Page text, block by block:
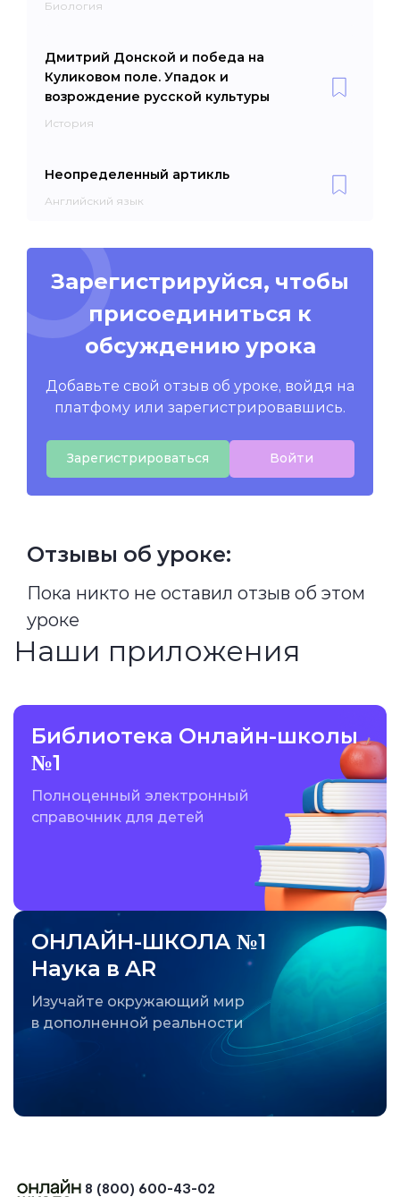
Биология
Дмитрий Донской и победа на
Куликовом поле. Упадок и
возрождение русской культуры
История
Неопределенный артикль
Английский язык
Зарегистрируйся, чтобы
присоединиться к
обсуждению урока
Добавьте свой отзыв об уроке, войдя на
платфому или зарегистрировавшись.
Зарегистрироваться Войти
Отзывы об уроке:
Пока никто не оставил отзыв об этом
уроке
Наши приложения
Библиотека Онлайн-школы
№1
Полноценный электронный
справочник для детей
ОНЛАЙН-ШКОЛА №1
Наука в AR
Изучайте окружающий мир
в дополненной реальности
8 (800) 600-43-02